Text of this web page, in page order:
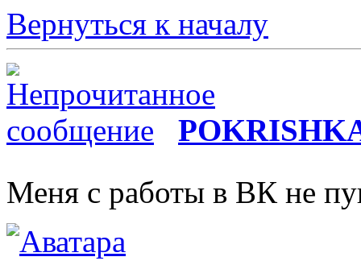
Вернуться к началу
Меня с работы в ВК не